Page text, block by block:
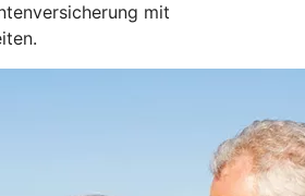
mit